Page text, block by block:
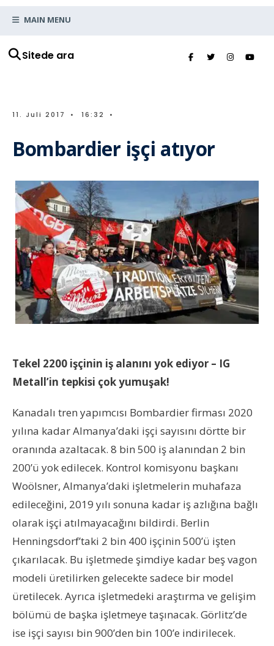
Sitede ara
MAIN MENU
11. Juli 2017 • 16:32 •
Bombardier işçi atıyor
Tekel 2200 işçinin iş alanını yok ediyor – IG
Metall’in tepkisi çok yumuşak!
Kanadalı tren yapımcısı Bombardier firması 2020
yılına kadar Almanya’daki işçi sayısını dörtte bir
oranında azaltacak. 8 bin 500 iş alanından 2 bin
200’ü yok edilecek. Kontrol komisyonu başkanı
Woölsner, Almanya’daki işletmelerin muhafaza
edileceğini, 2019 yılı sonuna kadar iş azlığına bağlı
olarak işçi atılmayacağını bildirdi. Berlin
Henningsdorf’taki 2 bin 400 işçinin 500’ü işten
çıkarılacak. Bu işletmede şimdiye kadar beş vagon
modeli üretilirken gelecekte sadece bir model
üretilecek. Ayrıca işletmedeki araştırma ve gelişim
bölümü de başka işletmeye taşınacak. Görlitz’de
ise işçi sayısı bin 900’den bin 100’e indirilecek.